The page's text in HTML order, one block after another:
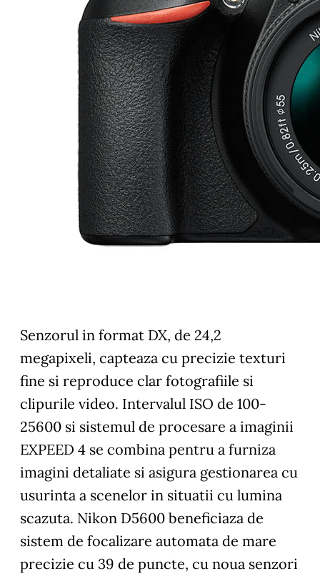
Senzorul in format DX, de 24,2
megapixeli, capteaza cu precizie texturi
fine si reproduce clar fotografiile si
clipurile video. Intervalul ISO de 100-
25600 si sistemul de procesare a imaginii
EXPEED 4 se combina pentru a furniza
imagini detaliate si asigura gestionarea cu
usurinta a scenelor in situatii cu lumina
scazuta. Nikon D5600 beneficiaza de
sistem de focalizare automata de mare
precizie cu 39 de puncte, cu noua senzori